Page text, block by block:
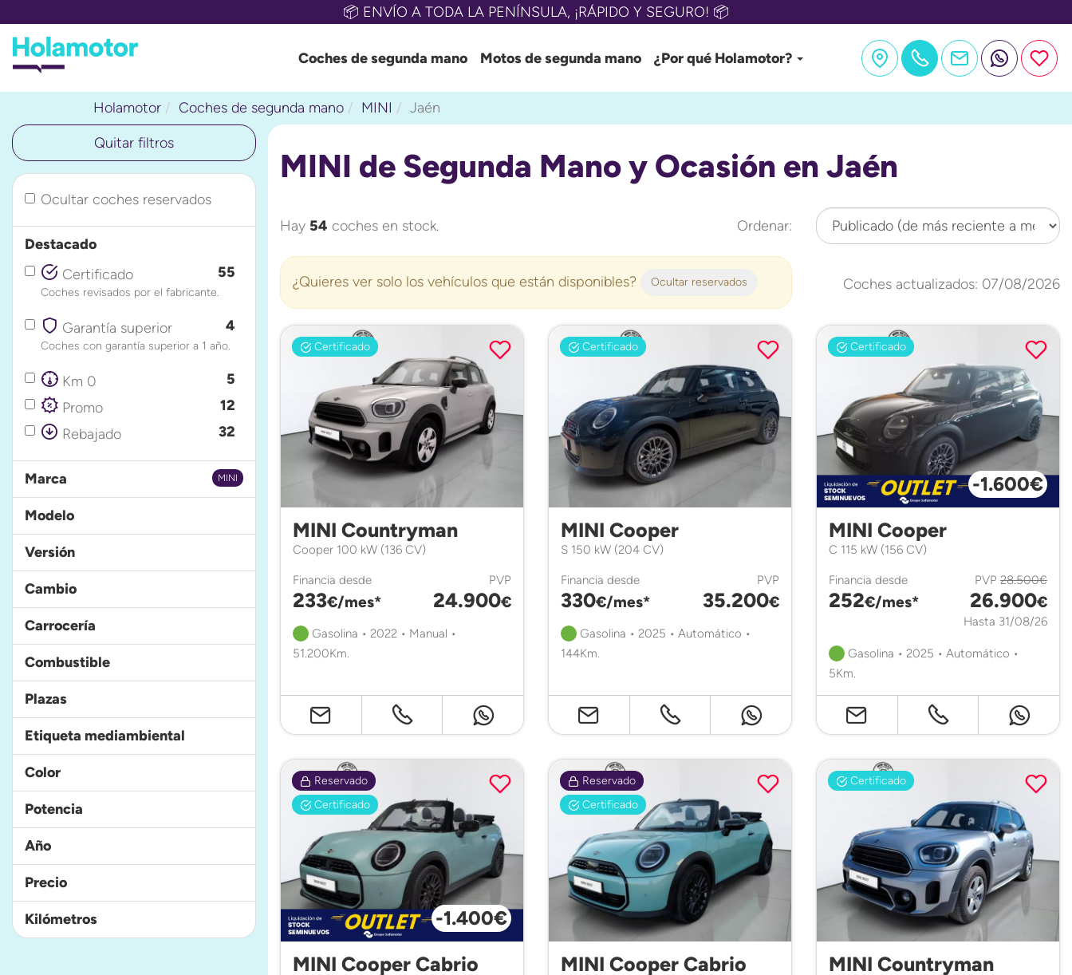
📦 ENVÍO A TODA LA PENÍNSULA, ¡RÁPIDO Y SEGURO! 📦
Coches de segunda mano Motos de segunda mano ¿Por qué Holamotor?
Holamotor Coches de segunda mano MINI Jaén
MINI de Segunda Mano y Ocasión en Jaén
Hay 54 coches en stock. Ordenar:
¿Quieres ver solo los vehículos que están disponibles? Ocultar reservados Coches actualizados: 07/08/2026
Certificado
MINI Countryman
Cooper 100 kW (136 CV)
Financia desde
233€/mes*
PVP
24.900€
Gasolina • 2022 • Manual •
51.200Km.
Certificado
MINI Cooper
S 150 kW (204 CV)
Financia desde
330€/mes*
PVP
35.200€
Gasolina • 2025 • Automático •
144Km.
Certificado
-1.600€
MINI Cooper
C 115 kW (156 CV)
Financia desde
252€/mes*
PVP 28.500€
26.900€
Hasta 31/08/26
Gasolina • 2025 • Automático •
5Km.
Reservado
Certificado
-1.400€
MINI Cooper Cabrio
Reservado
Certificado
MINI Cooper Cabrio
Certificado
MINI Countryman
Quitar filtros
Ocultar coches reservados
Destacado
Certificado
55
Coches revisados por el fabricante.
Garantía superior 4
Coches con garantía superior a 1 año.
Km 0
5
Promo
12
Rebajado
32
MINI
Marca
Modelo
Versión
Cambio
Carrocería
Combustible
Plazas
Etiqueta mediambiental
Color
Potencia
Año
Precio
Kilómetros